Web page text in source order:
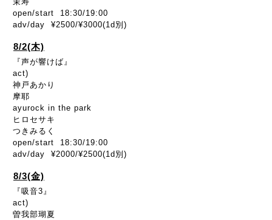
open/start 18:30/19:00
adv/day ¥2500/¥3000(1d別)
8/2(木)
『声が響けば』
act)
神戸あかり
摩耶
ayurock in the park
ヒロセサキ
つきみるく
open/start 18:30/19:00
adv/day ¥2000/¥2500(1d別)
8/3(金)
『吸音3』
act)
曽我部瑚夏